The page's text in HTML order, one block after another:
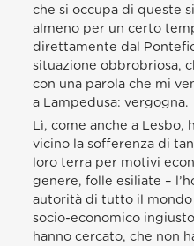
che si occupa di queste
almeno per un certo
direttamente dal
situazione obbrobriosa,
con una parola che mi
a Lampedusa: vergogna.
Lì, come anche a Lesbo,
vicino la sofferenza di
loro terra per motivi
genere, folle esiliate –
autorità di tutto il mondo
socio-economico
hanno cercato, che non